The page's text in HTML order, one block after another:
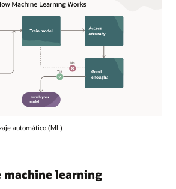
automático (ML)
learning